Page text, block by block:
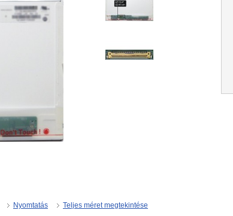
Nyomtatás Teljes méret megtekintése